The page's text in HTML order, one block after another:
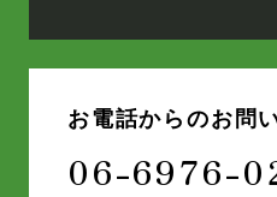
お電話からのお問
06-6976-